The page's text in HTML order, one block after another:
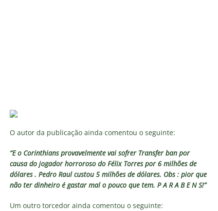
O autor da publicação ainda comentou o seguinte:
“E o Corinthians provavelmente vai sofrer Transfer ban por
causa do jogador horroroso do Félix Torres por 6 milhões de
dólares . Pedro Raul custou 5 milhões de dólares. Obs : pior que
não ter dinheiro é gastar mal o pouco que tem. P A R A B E N S!”
Um outro torcedor ainda comentou o seguinte: